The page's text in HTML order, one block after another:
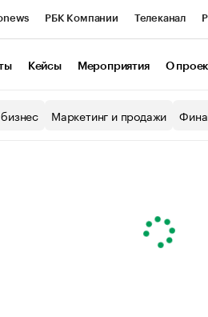
РБК Компании Телеканал
Экономика Бизнес
Кейсы Мероприятия О
Маркетинг и продажи